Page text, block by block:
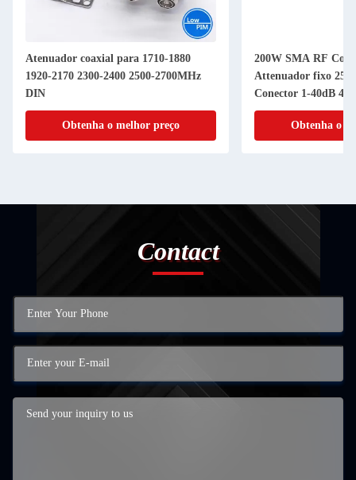
Atenuador coaxial para 1710-1880
1920-2170 2300-2400 2500-2700MHz
DIN
Obtenha o melhor preço
200W SMA RF
Attenuador fixo
Conector 1-40dB
Obtenha o
Contact